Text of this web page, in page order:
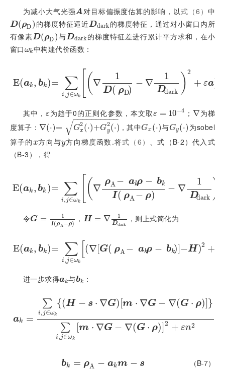
为减小大气光强A
A 对目标偏振度估算的影响，以式（6） 中
D(ρD )
DρD 的梯度特征逼近Ddark
Ddark 的梯度特征，通过对小窗口内所
有像素D(ρD )
DρD 与Ddark
Ddark 的梯度特征差进行累计平方求和，在小
窗口ωk
ωk中构建代价函数：
E(ak, bk)= ∑
i,j∈ωk
( ∇
1
D( ρD)
− ∇
1
Ddark ) 2
+ εa2
k
Eak bk= ∑ ∈ ωk∇1DρD- ∇1 Ddark2+εa k
其中，ε
ε为趋于0的正则化参数，本文取ε = 10−4
ε =10-4 ； ∇
∇ 为梯
度算子： ∇(⋅)= G2
x (⋅)+G2
y (⋅)
− −
−−−−−−−−
√
∇·=Gx2 + Gy2· ，其中Gx (⋅)
Gx· 与Gy(⋅)
Gy·
为sobel
算子的x
x方向与y
y方向梯度函数.将式（6） 、式（B-2）代入式
（B-3），得
E(ak , bk )= ∑
i,j∈ωk
( ∇
ρA− akρ − bk
I( ρA− ρ)
− ∇
1
Ddark
Eak, k= ∑ ∈ ωk∇ρA-akρ-bkIρA-ρ- ∇1 Ddark2+ε
令G = 1
I(ρA −ρ)
G= 1IρA-ρ ， H = ∇ 1
Ddark
H=∇1 Ddark ，则上式简化为
E(ak, bk)= ∑
i,j∈ωk
(∇ G( ρA− akρ − bk) −H)2 +
E k,b k ∑i,j∈ωk ∇GρA akρ-bk- H2+ εak2
进一步求得ak
ak与bk
bk ：
ak =
∑
i,j∈ωk
{(H − s ⋅ ∇G)[m ⋅ ∇G − ∇(G ⋅ ρ)]}
∑
i,j∈ωk
[m ⋅ ∇G − ∇(G ⋅ ρ) 2 + εn2
ak= ∑i j∈ωkH-s⋅∇Gm⋅∇G-∇G⋅ρ∑i,j∈ωkm⋅∇G-∇G⋅ρ2+εn2
bk = ρA − akm − s
b k=ρ A- akm-s （B-7）